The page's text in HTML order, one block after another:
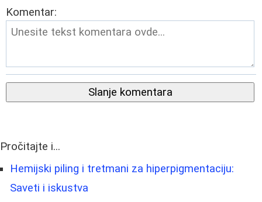
Komentar:
Slanje komentara
Pročitajte i...
Hemijski piling i tretmani za hiperpigmentaciju:
Saveti i iskustva